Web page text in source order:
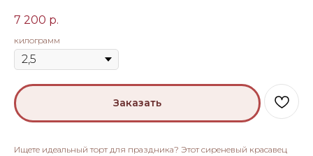
7 200 р.
килограмм
Заказать
Ищете идеальный торт для праздника? Этот сиреневый красавец